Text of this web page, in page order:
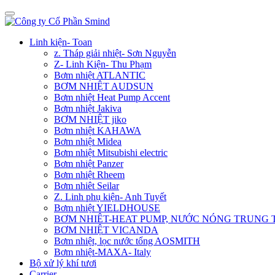
Linh kiện- Toan
z. Tháp giải nhiệt- Sơn Nguyễn
Z- Linh Kiện- Thu Phạm
Bơm nhiệt ATLANTIC
BƠM NHIỆT AUDSUN
Bơm nhiệt Heat Pump Accent
Bơm nhiệt Jakiva
BƠM NHIỆT jiko
Bơm nhiệt KAHAWA
Bơm nhiệt Midea
Bơm nhiệt Mitsubishi electric
Bơm nhiệt Panzer
Bơm nhiệt Rheem
Bơm nhiêt Seilar
Z. Linh phụ kiện- Anh Tuyết
Bơm nhiệt YIELDHOUSE
BƠM NHIÊT-HEAT PUMP, NƯỚC NÓNG TRUNG
BƠM NHIỆT VICANDA
Bơm nhiệt, lọc nước tổng AOSMITH
Bơm nhiệt-MAXA- Italy
Bộ xử lý khí tươi